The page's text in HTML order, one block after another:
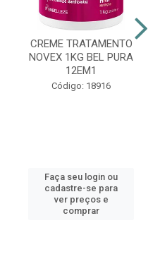
CREME TRATAMENTO
NOVEX 1KG BEL PURA
12EM1
Código: 18916
Faça seu login ou
cadastre-se para
ver preços e
comprar